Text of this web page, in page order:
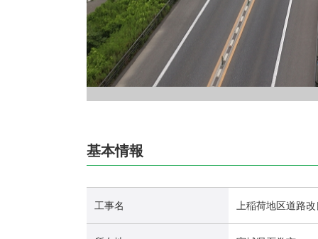
基本情報
工事名 上稲荷地区道路